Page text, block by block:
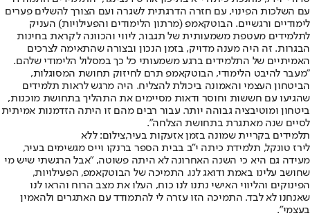
עם השלכות הפינוי, עם חזרה הדרגתית לשגרה ועם הצורך להשלים פערים
לימודיים ורגשיים. הבוטקאמפ (מרתון הלימודים והפעילויות) העניק
לתלמידים מעטפת משמעותית של תגבור, ליווי והכוונה לקראת בחינות
הבגרות. זה היה מענה מדויק, בזמן הנכון ובצורה שהתאימה לצרכים
האמיתיים של התלמידים ברגע משמעותי כל כך במסלול הלימודי שלהם.
"מעבר להיבט הלימודי, הבוטקאמפ תרם לחיזוק תחושת המסוגלות,
הביטחון העצמי והאמונה ביכולת להצליח. היה מרגש לראות תלמידים
שהגיעו עם חששות וחוסר ודאות מסיימים את התהליך בתחושת מוכנות,
ביטחון ומוטיבציה גבוהה יותר. עבור רבים מהם זו היתה הזדמנות אמיתית
לסיים שנה מאתגרת בתחושת הצלחה".
תלמידים בקריית שמונה בזמן אזעקות בעיר,צילום: ללא
לירז טונקל, תלמידת כיתה י"ב בבית הספר ברנקו וייס מגשימים בעיר,
מעידה גם היא כי השנה האחרונה לא היתה פשוטה, "אבל הרגשתי שיש מי
שחושב עלינו באמת ודואג לנו. התמיכה של הבוטקאמפ, הפעילויות,
הפינוקים והליווי האישי נתנו לנו כוח, העלו את מצב הרוח והראו לנו
שאנחנו לא לבד. התמיכה הזו עזרה לי להתמודד עם האתגרים ולהאמין
בעצמי".